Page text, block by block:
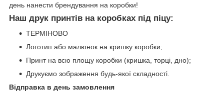
день нанести брендування на коробки!
Наш друк принтів на коробках під піцу:
ТЕРМІНОВО
Логотип або малюнок на кришку коробки;
Принт на всю площу коробки (кришка, торці, дно);
Друкуємо зображення будь-якої складності.
Відправка в день замовлення